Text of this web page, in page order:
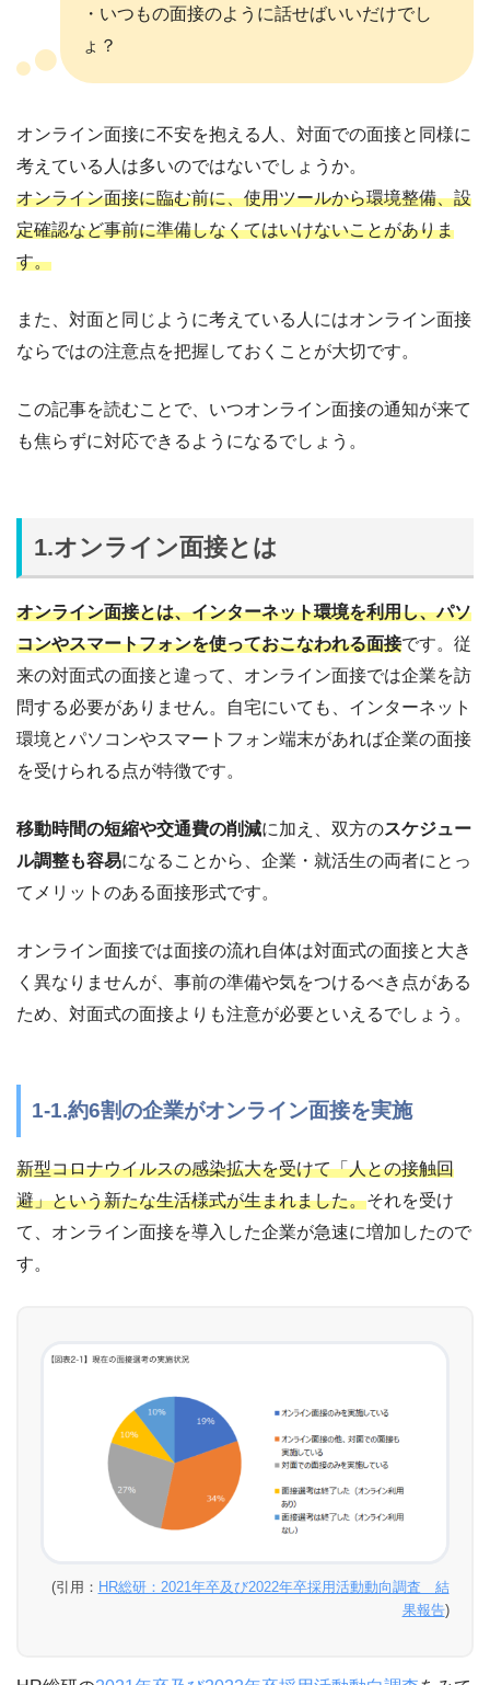
・いつもの面接のように話せばいいだけでし
ょ？
オンライン面接に不安を抱える人、対面での面接と同様に
考えている人は多いのではないでしょうか。
オンライン面接に臨む前に、使用ツールから環境整備、設
定確認など事前に準備しなくてはいけないことがありま
す。
また、対面と同じように考えている人にはオンライン面接
ならではの注意点を把握しておくことが大切です。
この記事を読むことで、いつオンライン面接の通知が来て
も焦らずに対応できるようになるでしょう。
1.オンライン面接とは
オンライン面接とは、インターネット環境を利用し、パソ
コンやスマートフォンを使っておこなわれる面接です。従
来の対面式の面接と違って、オンライン面接では企業を訪
問する必要がありません。自宅にいても、インターネット
環境とパソコンやスマートフォン端末があれば企業の面接
を受けられる点が特徴です。
移動時間の短縮や交通費の削減に加え、双方のスケジュー
ル調整も容易になることから、企業・就活生の両者にとっ
てメリットのある面接形式です。
オンライン面接では面接の流れ自体は対面式の面接と大き
く異なりませんが、事前の準備や気をつけるべき点がある
ため、対面式の面接よりも注意が必要といえるでしょう。
1-1.約6割の企業がオンライン面接を実施
新型コロナウイルスの感染拡大を受けて「人との接触回
避」という新たな生活様式が生まれました。それを受け
て、オンライン面接を導入した企業が急速に増加したので
す。
(引用： HR総研：2021年卒及び2022年卒採用活動動向調査 結
果報告)